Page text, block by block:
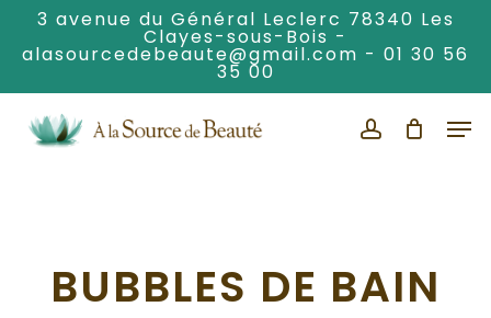
Skip
main
content
3 avenue du Général Leclerc 78340 Les
Clayes-sous-Bois -
alasourcedebeaute@gmail.com - 01 30 56
35 00
account
BUBBLES DE BAIN
Menu